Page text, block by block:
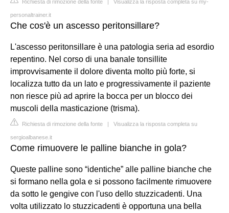
Richiesta di rimozione della fonte | Visualizza la risposta completa su my-
personaltrainer.it
Che cos'è un ascesso peritonsillare?
L'ascesso peritonsillare è una patologia seria ad esordio
repentino. Nel corso di una banale tonsillite
improvvisamente il dolore diventa molto più forte, si
localizza tutto da un lato e progressivamente il paziente
non riesce più ad aprire la bocca per un blocco dei
muscoli della masticazione (trisma).
Richiesta di rimozione della fonte | Visualizza la risposta completa su
sergioalbanese.it
Come rimuovere le palline bianche in gola?
Queste palline sono “identiche” alle palline bianche che
si formano nella gola e si possono facilmente rimuovere
da sotto le gengive con l'uso dello stuzzicadenti. Una
volta utilizzato lo stuzzicadenti è opportuna una bella